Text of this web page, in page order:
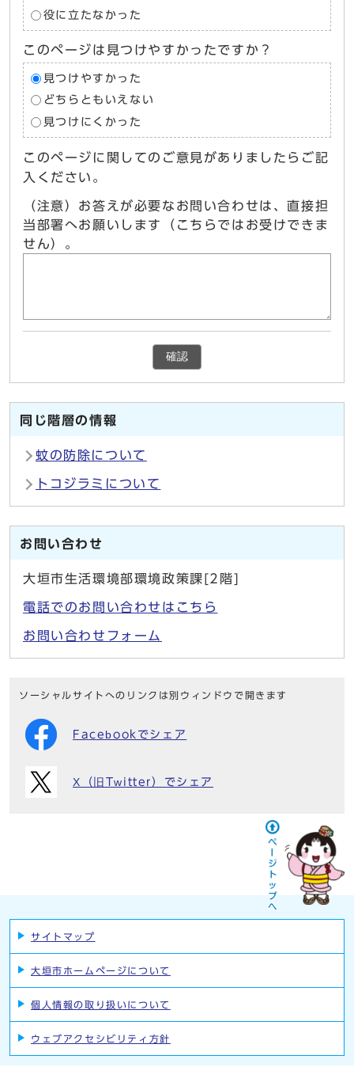
役に立たなかった
このページは見つけやすかったですか？
見つけやすかった
どちらともいえない
見つけにくかった
このページに関してのご意見がありましたらご記
入ください。
（注意）お答えが必要なお問い合わせは、直接担
当部署へお願いします（こちらではお受けできま
せん）。
確認
同じ階層の情報
蚊の防除について
トコジラミについて
お問い合わせ
大垣市生活環境部環境政策課[2階]
電話でのお問い合わせはこちら
お問い合わせフォーム
ソーシャルサイトへのリンクは別ウィンドウで開きます
Facebookでシェア
X（旧Twitter）でシェア
サイトマップ
大垣市ホームページについて
個人情報の取り扱いについて
ウェブアクセシビリティ方針